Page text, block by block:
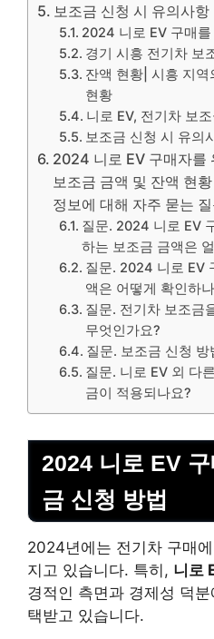
보조금 신청 시 유의사항
2024 니로 EV 구매
경기 시흥 전기차 보
잔액 현황| 시흥 지
현황
니로 EV, 전기차 보
보조금 신청 시 유의
2024 니로 EV 구매자를
보조금 금액 및 잔액 현
정보에 대해 자주 묻는
질문. 2024 니로 EV
하는 보조금 금액은
질문. 2024 니로 EV
액은 어떻게 확인하
질문. 전기차 보조금
무엇인가요?
질문. 보조금 신청
질문. 니로 EV 외 다
금이 적용되나요?
2024 니로 EV
금 신청 방법
2024년에는 전기차 구매
지고 있습니다. 특히, 니로
경적인 측면과 경제성 덕
택받고 있습니다.